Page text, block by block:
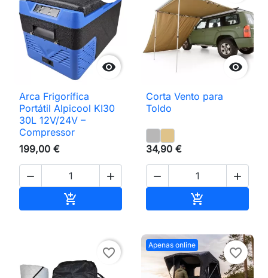

Arca Frigorífica
Portátil Alpicool KI30
30L 12V/24V –
Compressor
199,00 €
 


Corta Vento para
Toldo
34,90 €
 

favorite_border
Apenas online
favorite_border